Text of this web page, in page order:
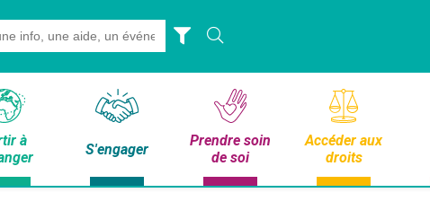
à
S'engager
Prendre soin
de soi
Accéder aux
droits